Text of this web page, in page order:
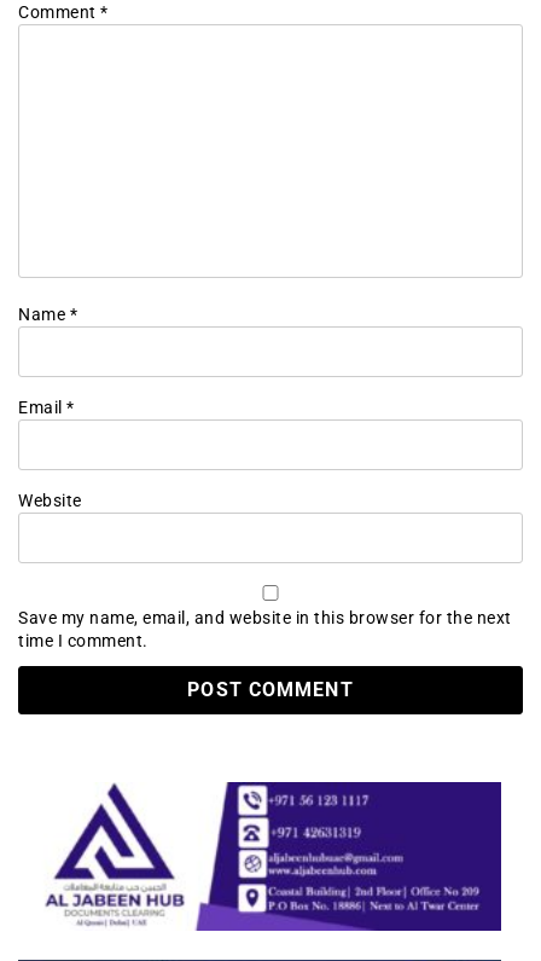
Comment *
Name *
Email *
Website
Save my name, email, and website in this browser for the next
time I comment.